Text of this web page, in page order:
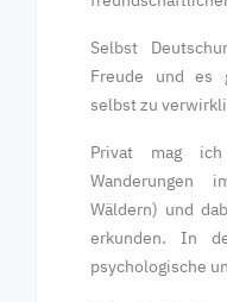
Selbst
Freude und es
selbst zu
Privat mag
Wanderungen
Wäldern) und
erkunden. In
psychologische